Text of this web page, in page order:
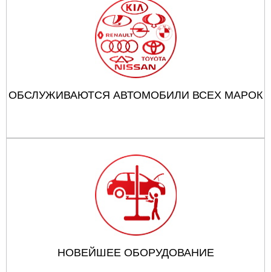
ОБСЛУЖИВАЮТСЯ АВТОМОБИЛИ ВСЕХ МАРОК
НОВЕЙШЕЕ ОБОРУДОВАНИЕ